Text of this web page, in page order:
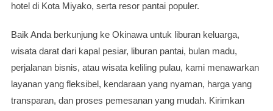
hotel di Kota Miyako, serta resor pantai populer.
Baik Anda berkunjung ke Okinawa untuk liburan keluarga,
wisata darat dari kapal pesiar, liburan pantai, bulan madu,
perjalanan bisnis, atau wisata keliling pulau, kami menawarkan
layanan yang fleksibel, kendaraan yang nyaman, harga yang
transparan, dan proses pemesanan yang mudah. Kirimkan